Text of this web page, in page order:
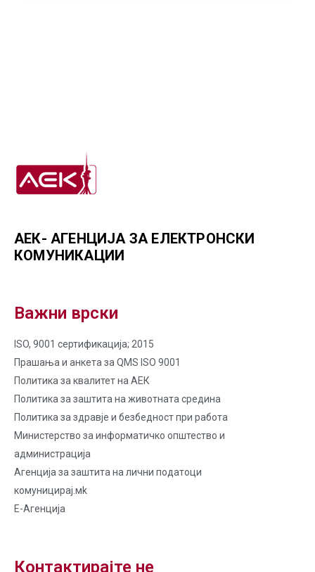
АЕК- АГЕНЦИЈА ЗА ЕЛЕКТРОНСКИ
КОМУНИКАЦИИ
Важни врски
ISO, 9001 сертификација; 2015
Прашања и анкета за QMS ISO 9001
Политика за квалитет на AЕК
Политика за заштита на животната средина
Политика за здравје и безбедност при работа
Министерство за информатичко општество и
администрација
Агенција за заштита на лични податоци
комуницирај.мk
Е-Агенција
Контактирајте не